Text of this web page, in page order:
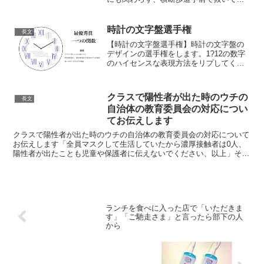
アお願いします…）
pic.twitter.com/DVH...
長文 時計の文字盤選手権
【時計の文字盤選手権】時計の文字盤の
デザインの選手権をします。1?12の数字
のハイセンスな表現方法をリプしてくだ
日【...
長文
クラスで陽性者が出た時のウチの
自治体の教育委員会の対応につい
てお伝えします
クラスで陽性者が出た時のウチの自治体の教育委員会の対応について
お伝えします「全員マスクして生活していたから濃厚接触者は0人、
陽性者が出たことも児童や保護者に伝えないでください、以上」そ
ランチを食べに入った店で「いただきま
す」「ご馳走さま」と言ったら部下の人
から